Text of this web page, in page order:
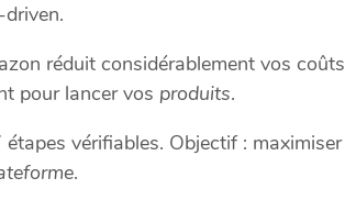
réduit considérablement vos coûts
pour lancer vos produits.
vérifiables. Objectif : maximiser
.